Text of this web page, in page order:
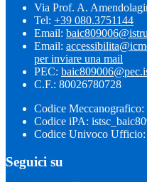
Via Prof. A.
Tel: +39 080.3751144
Email:
Email:
per inviare una mail
PEC:
C.F.: 80026780728
Codice
Codice iPA:
Codice Univoco
Seguici su